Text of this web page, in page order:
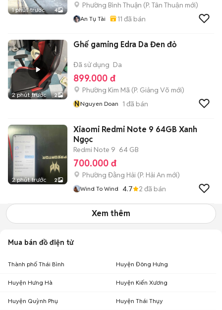
1 phút trước 4
Phường Bình Thuận (P. Tân Thuận mới)
An Tụ Tài 11 đã bán
2 phút trước 2
Ghế gaming Edra Da Đen đỏ
Đã sử dụng Da
899.000 đ
Phường Kim Mã (P. Giảng Võ mới)
NNguyen Doan 1 đã bán
2 phút trước 2
Xiaomi Redmi Note 9 64GB Xanh
Ngọc
Redmi Note 9 64 GB
700.000 đ
Phường Đằng Hải (P. Hải An mới)
Wind To Wind 4.7 2 đã bán
Xem thêm
Mua bán đồ điện tử
Thành phố Thái Bình Huyện Đông Hưng
Huyện Hưng Hà Huyện Kiến Xương
Huyện Quỳnh Phụ Huyện Thái Thụy